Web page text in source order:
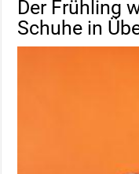
Der Frühling
Schuhe in